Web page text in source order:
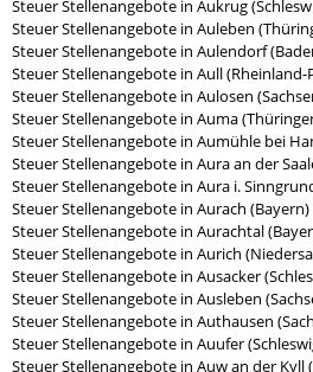
Steuer Stellenangebote in Aukrug
Steuer Stellenangebote in Auleben
Steuer Stellenangebote in Aulendorf
Steuer Stellenangebote in Aull (Rheinland-
Steuer Stellenangebote in Aulosen
Steuer Stellenangebote in Auma
Steuer Stellenangebote in Aumühle bei
Steuer Stellenangebote in Aura an der
Steuer Stellenangebote in Aura i.
Steuer Stellenangebote in Aurach (Bayern)
Steuer Stellenangebote in Aurachtal
Steuer Stellenangebote in Aurich
Steuer Stellenangebote in Ausacker
Steuer Stellenangebote in Ausleben
Steuer Stellenangebote in Authausen
Steuer Stellenangebote in Auufer
Steuer Stellenangebote in Auw an der Kyll